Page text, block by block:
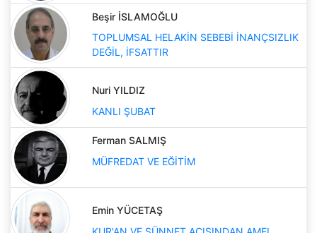
Beşir İSLAMOĞLU
TOPLUMSAL HELAKİN SEBEBİ İNANÇSIZLIK
DEĞİL, İFSATTIR
Nuri YILDIZ
KANLI ŞUBAT
Ferman SALMIŞ
MÜFREDAT VE EĞİTİM
Emin YÜCETAŞ